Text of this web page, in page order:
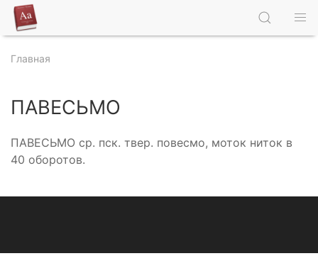
Главная
ПАВЕСЬМО
ПАВЕСЬМО ср. пск. твер. повесмо, моток ниток в
40 оборотов.